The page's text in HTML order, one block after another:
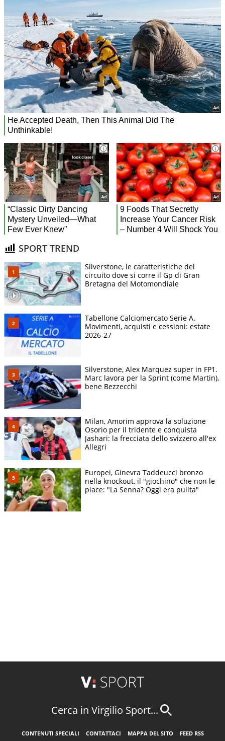
SPORT TREND
Silverstone, le caratteristiche del
circuito dove si corre il Gp di Gran
Bretagna del Motomondiale
Tabellone Calciomercato Serie A.
Movimenti, acquisti e cessioni: estate
2026-27
Silverstone, Alex Marquez super in FP1.
Marc lavora per la Sprint (come Martin),
bene Bezzecchi
Milan, Amorim approva la soluzione
Osorio per il tridente e conquista
Jashari: la frecciata dello svizzero all'ex
Allegri
Europei, Ginevra Taddeucci bronzo
nella knockout, il "giochino" che non le
piace: "La Senna? Oggi era pulita"
Cerca in Virgilio Sport...
CONTENUTI SPECIALI CONTATTACI MAPPA DEL SITO
FEED RSS